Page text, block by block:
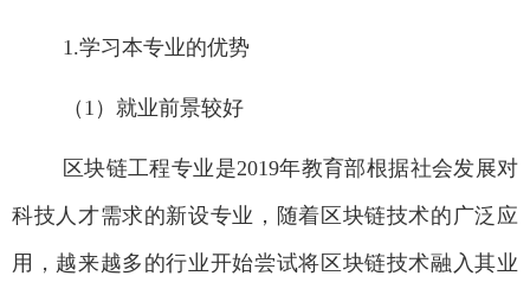
1.学习本专业的优势
（ 1 ）就业前景较好
区块链工程专业是2019年教育部根据社会发展对
科技人才需求的新设专业，随着区块链技术的广泛应
用，越来越多的行业开始尝试将区块链技术融入其业